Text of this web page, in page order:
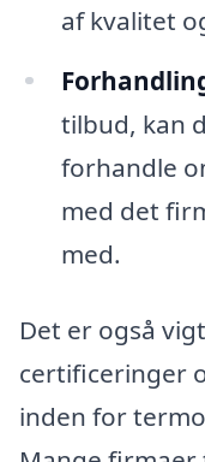
af kvalitet
tilbud, kan
forhandle
med det
med.
Det er også
certificeringer
inden for